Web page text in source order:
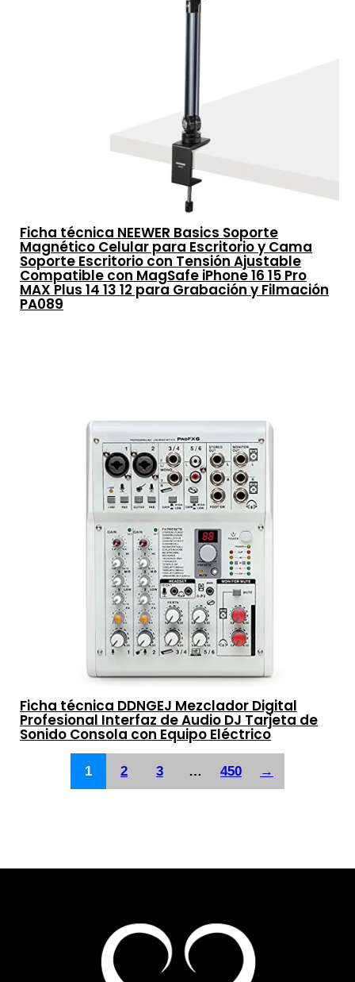
Ficha técnica NEEWER Basics Soporte
Magnético Celular para Escritorio y Cama
Soporte Escritorio con Tensión Ajustable
Compatible con MagSafe iPhone 16 15 Pro
MAX Plus 14 13 12 para Grabación y Filmación
PA089
Ficha técnica DDNGEJ Mezclador Digital
Profesional Interfaz de Audio DJ Tarjeta de
Sonido Consola con Equipo Eléctrico
1 2 3 … 450 →